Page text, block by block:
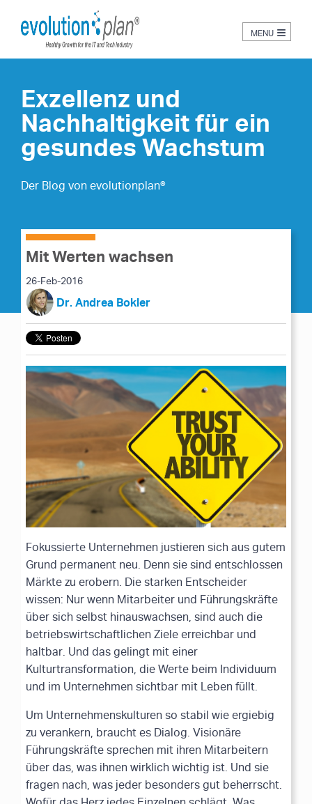
≡
Exzellenz und
Nachhaltigkeit für ein
gesundes Wachstum
Der Blog von evolutionplan®
Mit Werten wachsen
26-Feb-2016
Dr. Andrea Bokler
Fokussierte Unternehmen justieren sich aus gutem
Grund permanent neu. Denn sie sind entschlossen
Märkte zu erobern. Die starken Entscheider
wissen: Nur wenn Mitarbeiter und Führungskräfte
über sich selbst hinauswachsen, sind auch die
betriebswirtschaftlichen Ziele erreichbar und
haltbar. Und das gelingt mit einer
Kulturtransformation, die Werte beim Individuum
und im Unternehmen sichtbar mit Leben füllt.
Um Unternehmenskulturen so stabil wie ergiebig
zu verankern, braucht es Dialog. Visionäre
Führungskräfte sprechen mit ihren Mitarbeitern
über das, was ihnen wirklich wichtig ist. Und sie
fragen nach, was jeder besonders gut beherrscht.